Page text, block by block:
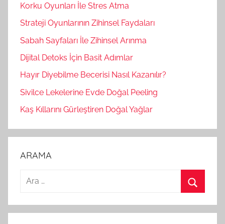
Korku Oyunları İle Stres Atma
Strateji Oyunlarının Zihinsel Faydaları
Sabah Sayfaları İle Zihinsel Arınma
Dijital Detoks İçin Basit Adımlar
Hayır Diyebilme Becerisi Nasıl Kazanılır?
Sivilce Lekelerine Evde Doğal Peeling
Kaş Kıllarını Gürleştiren Doğal Yağlar
ARAMA
a
r